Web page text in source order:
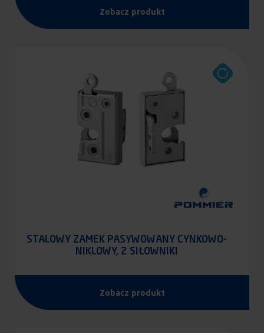
Zobacz produkt
STALOWY ZAMEK PASYWOWANY CYNKOWO-
NIKLOWY, 2 SIŁOWNIKI
Zobacz produkt